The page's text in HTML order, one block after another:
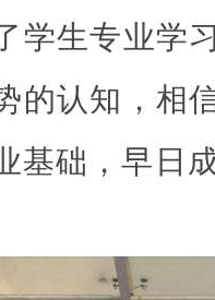
学生专业学
的认知，相
基础，早日